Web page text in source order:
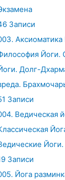
Записи
Йоги.
Долг-
Записи
Ведическая
Йоги.
Записи
Йога